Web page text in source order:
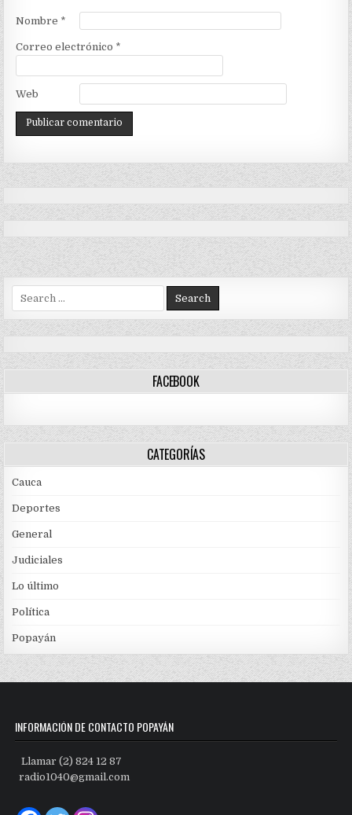
Nombre *
Correo electrónico *
Web
Search
for:
FACEBOOK
CATEGORÍAS
Cauca
Deportes
General
Judiciales
Lo último
Política
Popayán
INFORMACIÓN DE CONTACTO POPAYÁN
Llamar (2) 824 12 87
radio1040@gmail.com